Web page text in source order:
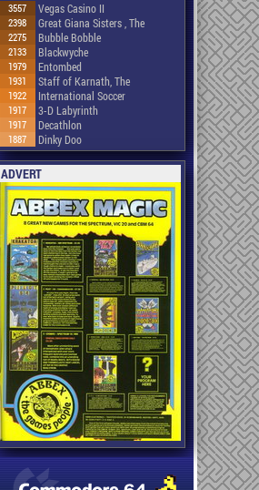
3557 Vegas Casino II
2398 Great Giana Sisters , The
2275 Bubble Bobble
2133 Blackwyche
1979 Entombed
1931 Staff of Karnath, The
1922 International Soccer
1917 3-D Labyrinth
1917 Decathlon
1887 Dinky Doo
ADVERT